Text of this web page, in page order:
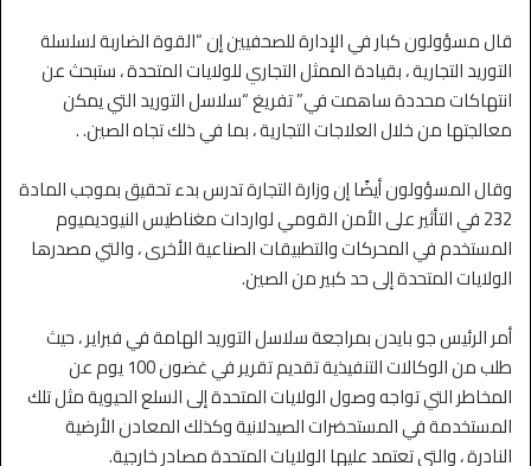
قال مسؤولون كبار في الإدارة للصحفيين إن “القوة الضاربة لسلسلة
التوريد التجارية ، بقيادة الممثل التجاري للولايات المتحدة ، ستبحث عن
انتهاكات محددة ساهمت في” تفريغ “سلاسل التوريد التي يمكن
معالجتها من خلال العلاجات التجارية ، بما في ذلك تجاه الصين. .
وقال المسؤولون أيضًا إن وزارة التجارة تدرس بدء تحقيق بموجب المادة
232 في التأثير على الأمن القومي لواردات مغناطيس النيوديميوم
المستخدم في المحركات والتطبيقات الصناعية الأخرى ، والتي مصدرها
الولايات المتحدة إلى حد كبير من الصين.
أمر الرئيس جو بايدن بمراجعة سلاسل التوريد الهامة في فبراير ، حيث
طلب من الوكالات التنفيذية تقديم تقرير في غضون 100 يوم عن
المخاطر التي تواجه وصول الولايات المتحدة إلى السلع الحيوية مثل تلك
المستخدمة في المستحضرات الصيدلانية وكذلك المعادن الأرضية
النادرة ، والتي تعتمد عليها الولايات المتحدة مصادر خارجية.